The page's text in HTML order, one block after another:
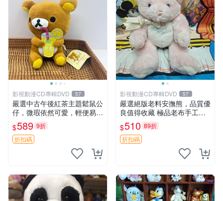
影視動漫CD專輯DVD 57
嚴選中古午後紅茶主題鬆鼠公
仔，微瑕依然可愛，輕便易運
送 二手收藏推薦 工廠直營 快
遞到府 中古 玩偶 公仔
$589 9折
折扣碼
影視動漫CD專輯DVD 57
嚴選絕版老料安撫熊，品質優
良值得收藏 極品老布手工安
撫搖鈴玩具，適合哄睡寶貝
超柔老料搖鈴熊，專為孩子設
計的安心伴護 推薦絕版老布
製工藝搖鈴熊，可當作童
$510 89折
折扣碼